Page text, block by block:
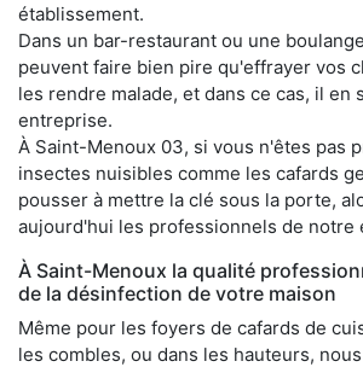
établissement.
Dans un bar-restaurant ou une
peuvent faire bien pire qu'effrayer vos
les rendre malade, et dans ce cas, il en
entreprise.
À Saint-Menoux 03, si vous n'êtes pas
insectes nuisibles comme les cafards
pousser à mettre la clé sous la porte,
aujourd'hui les professionnels de notre
À Saint-Menoux la qualité
de la désinfection de votre maison
Même pour les foyers de cafards de
les combles, ou dans les hauteurs,